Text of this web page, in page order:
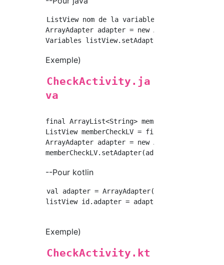
ListView nom de la variable listView=
ArrayAdapter adapter = new
Exemple)
CheckActivity.ja
va
final ArrayList<String> memberL = new
ListView memberCheckLV =
ArrayAdapter adapter = new
--Pour kotlin
val adapter = ArrayAdapter(this,
listView id.adapter = adapter
Exemple)
CheckActivity.kt